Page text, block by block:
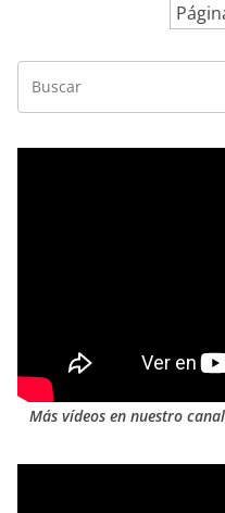
Más vídeos en nuestro